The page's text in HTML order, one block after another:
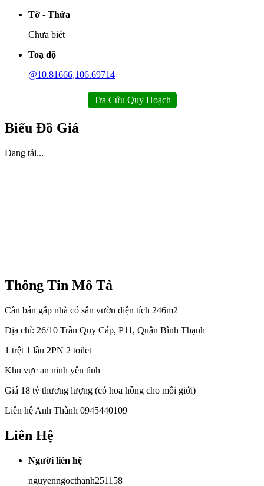
Tờ - Thửa
Chưa biết
Toạ độ
@10.81666,106.69714
Tra Cứu Quy Hoạch
Biểu Đồ Giá
Đang tải...
Thông Tin Mô Tả
Cần bán gấp nhà có sân vườn diện tích 246m2
Địa chỉ: 26/10 Trần Quy Cáp, P11, Quận Bình Thạnh
1 trệt 1 lầu 2PN 2 toilet
Khu vực an ninh yên tĩnh
Giá 18 tỷ thương lượng (có hoa hồng cho môi giới)
Liên hệ Anh Thành 0945440109
Liên Hệ
Người liên hệ
nguyenngocthanh251158